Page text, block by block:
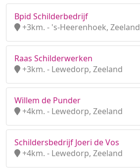
Bpid Schilderbedrijf
+3km. - 's-Heerenhoek, Zeeland
Raas Schilderwerken
+3km. - Lewedorp, Zeeland
Willem de Punder
+4km. - Lewedorp, Zeeland
Schildersbedrijf Joeri de Vos
+4km. - Lewedorp, Zeeland